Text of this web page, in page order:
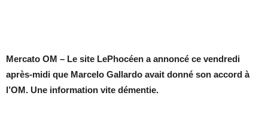
Mercato OM – Le site LePhocéen a annoncé ce vendredi
après-midi que Marcelo Gallardo avait donné son accord à
l’OM. Une information vite démentie.